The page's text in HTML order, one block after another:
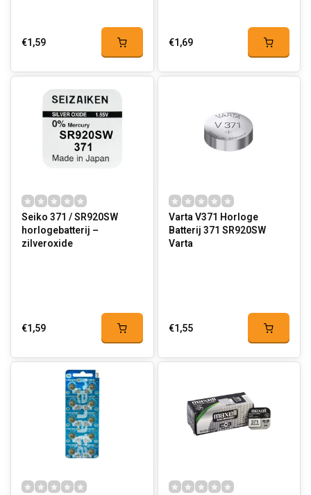
€1,59 €1,69
Seiko 371 / SR920SW
horlogebatterij –
zilveroxide
€1,59
Varta V371 Horloge
Batterij 371 SR920SW
Varta
€1,55